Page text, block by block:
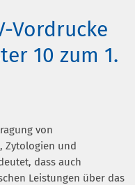
Vordrucke
10 zum 1.
von
Zytologien und
dass auch
Leistungen über das